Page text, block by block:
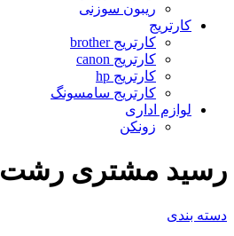
ریبون سوزنی
کارتریج
کارتریج brother
کارتریج canon
کارتریج hp
کارتریج سامسونگ
لوازم اداری
زونکن
رسید مشتری رشت
دسته بندی